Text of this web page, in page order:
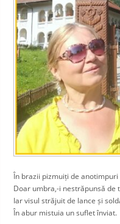
În brazii pizmuiți de anotimpuri
Doar umbra,-i nestrăpunsă de
Iar visul străjuit de lance și
În abur mistuia un suflet înviat.